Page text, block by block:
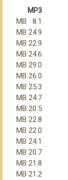
MP3
8.1 MB
24.9 MB
22.9 MB
24.6 MB
29.0 MB
26.0 MB
25.3 MB
24.7 MB
20.5 MB
22.8 MB
22.0 MB
24.1 MB
20.7 MB
21.8 MB
21.2 MB